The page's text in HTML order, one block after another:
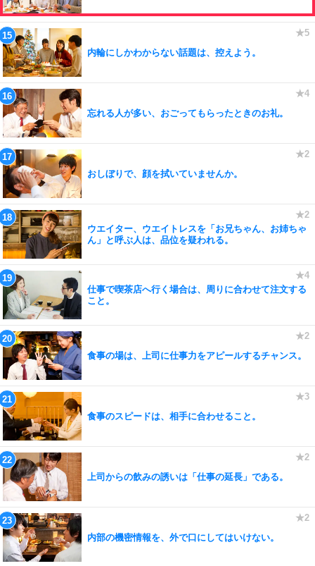
内輪にしかわからない話題は、控えよう。
忘れる人が多い、おごってもらったときのお礼。
おしぼりで、顔を拭いていませんか。
ウエイター、ウエイトレスを「お兄ちゃん、お姉ちゃ
ん」と呼ぶ人は、品位を疑われる。
仕事で喫茶店へ行く場合は、周りに合わせて注文する
こと。
食事の場は、上司に仕事力をアピールするチャンス。
食事のスピードは、相手に合わせること。
上司からの飲みの誘いは「仕事の延長」である。
内部の機密情報を、外で口にしてはいけない。